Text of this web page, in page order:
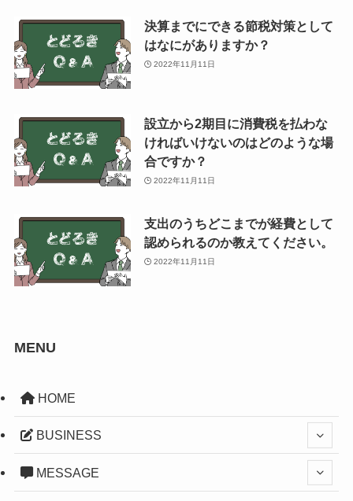
決算までにできる節税対策として
はなにがありますか？
2022年11月11日
設立から2期目に消費税を払わな
ければいけないのはどのような場
合ですか？
2022年11月11日
支出のうちどこまでが経費として
認められるのか教えてください。
2022年11月11日
MENU
HOME
BUSINESS
MESSAGE